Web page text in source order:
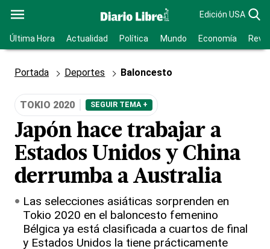
Edición USA
Última Hora Actualidad Política Mundo Economía
Portada Deportes Baloncesto
TOKIO 2020 SEGUIR TEMA +
Japón hace trabajar a
Estados Unidos y China
derrumba a Australia
Las selecciones asiáticas sorprenden en
Tokio 2020 en el baloncesto femenino
Bélgica ya está clasificada a cuartos de final
y Estados Unidos la tiene prácticamente